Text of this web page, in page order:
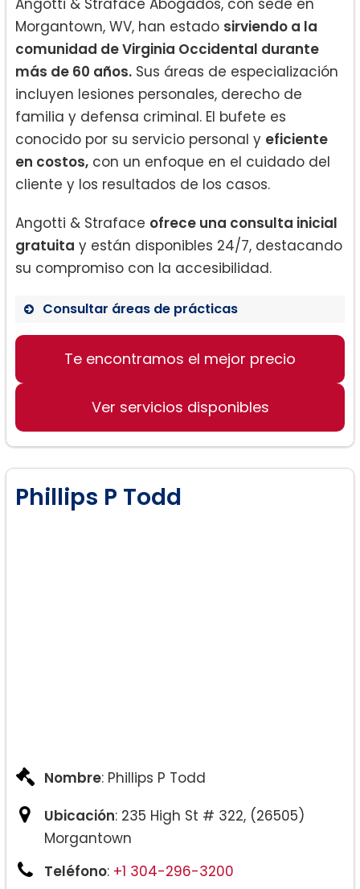
Angotti & Straface Abogados, con sede en
Morgantown, WV, han estado sirviendo a la
comunidad de Virginia Occidental durante
más de 60 años. Sus áreas de especialización
incluyen lesiones personales, derecho de
familia y defensa criminal. El bufete es
conocido por su servicio personal y eficiente
en costos, con un enfoque en el cuidado del
cliente y los resultados de los casos.
Angotti & Straface ofrece una consulta inicial
gratuita y están disponibles 24/7, destacando
su compromiso con la accesibilidad.
Consultar áreas de prácticas
Lesiones Personales
Defensa Criminal
Accidentes de Vehículos Motorizados
Daños a la Propiedad
Te encontramos el mejor precio
Ver servicios disponibles
Phillips P Todd
Nombre: Phillips P Todd
Ubicación: 235 High St # 322, (26505)
Morgantown
Teléfono: +1 304-296-3200